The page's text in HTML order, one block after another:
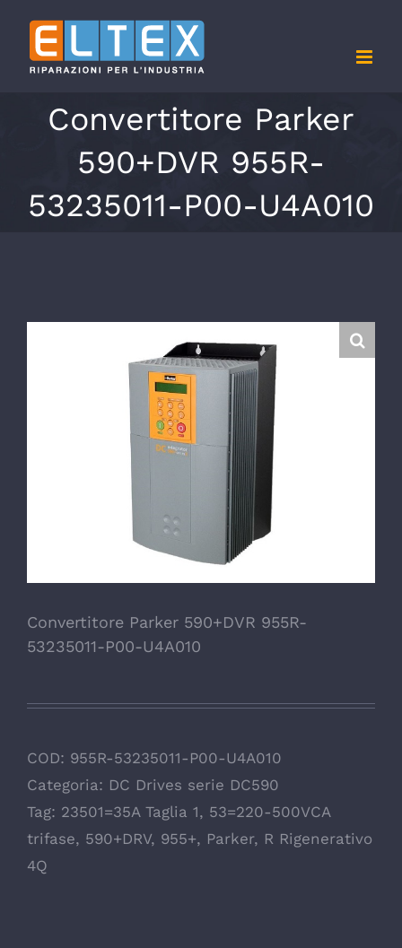
contenuto
Convertitore Parker
590+DVR 955R-
53235011-P00-U4A010
Convertitore Parker 590+DVR 955R-
53235011-P00-U4A010
COD: 955R-53235011-P00-U4A010
Categoria: DC Drives serie DC590
Tag: 23501=35A Taglia 1, 53=220-500VCA
trifase, 590+DRV, 955+, Parker, R Rigenerativo
4Q